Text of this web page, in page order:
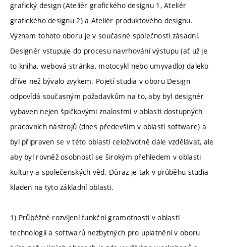
grafický design (Ateliér grafického designu 1, Ateliér
grafického designu 2) a Ateliér produktového designu.
Význam tohoto oboru je v současné společnosti zásadní.
Designér vstupuje do procesu navrhování výstupu (ať už je
to kniha, webová stránka, motocykl nebo umyvadlo) daleko
dříve než bývalo zvykem. Pojetí studia v oboru Design
odpovídá současným požadavkům na to, aby byl designér
vybaven nejen špičkovými znalostmi v oblasti dostupných
pracovních nástrojů (dnes především v oblasti software) a
byl připraven se v této oblasti celoživotně dále vzdělávat, ale
aby byl rovněž osobností se širokým přehledem v oblasti
kultury a společenských věd. Důraz je tak v průběhu studia
kladen na tyto základní oblasti.
1) Průběžné rozvíjení funkční gramotnosti v oblasti
technologií a softwarů nezbytných pro uplatnění v oboru